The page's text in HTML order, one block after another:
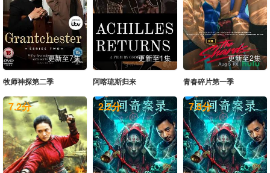
更新至7集
牧师神探第二季
更新至1集
阿喀琉斯归来
更新至2集
青春碎片第一季
7.2分 2.2分 7.8分